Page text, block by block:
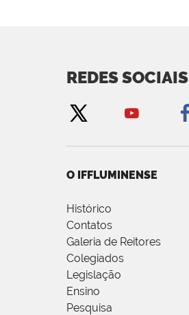
REDES SOCIAIS
O IFFLUMINENSE
Histórico
Contatos
Galeria de Reitores
Colegiados
Legislação
Ensino
Pesquisa